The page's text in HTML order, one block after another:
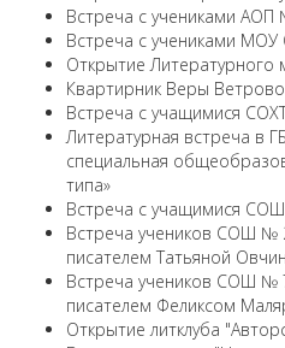
Встреча с учениками АОП
Встреча с учениками
Открытие Литературного
Квартирник Веры
Встреча с учащимися
Литературная встреча в
специальная
типа»
Встреча с учащимися
Встреча учеников СОШ №
писателем Татьяной
Встреча учеников СОШ №
писателем Феликсом
Открытие литклуба